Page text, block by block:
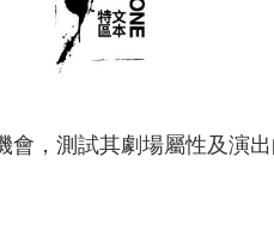
，測試其劇場屬性及演